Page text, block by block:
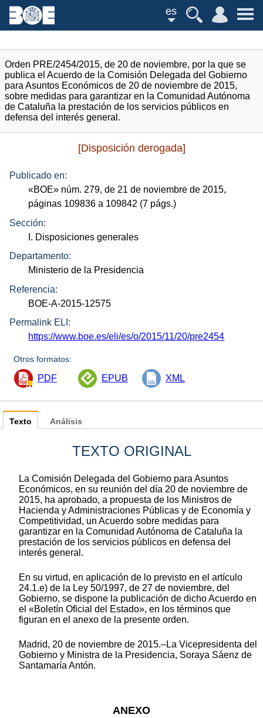
es
Orden PRE/2454/2015, de 20 de noviembre, por la que se
publica el Acuerdo de la Comisión Delegada del Gobierno
para Asuntos Económicos de 20 de noviembre de 2015,
sobre medidas para garantizar en la Comunidad Autónoma
de Cataluña la prestación de los servicios públicos en
defensa del interés general.
[Disposición derogada]
Publicado en:
«BOE» núm. 279, de 21 de noviembre de 2015,
páginas 109836 a 109842 (7 págs.)
Sección:
I. Disposiciones generales
Departamento:
Ministerio de la Presidencia
Referencia:
BOE-A-2015-12575
Permalink ELI:
https://www.boe.es/eli/es/o/2015/11/20/pre2454
Otros formatos:
PDF EPUB XML
Texto
TEXTO ORIGINAL
La Comisión Delegada del Gobierno para Asuntos
Económicos, en su reunión del día 20 de noviembre de
2015, ha aprobado, a propuesta de los Ministros de
Hacienda y Administraciones Públicas y de Economía y
Competitividad, un Acuerdo sobre medidas para
garantizar en la Comunidad Autónoma de Cataluña la
prestación de los servicios públicos en defensa del
interés general.
En su virtud, en aplicación de lo previsto en el artículo
24.1.e) de la Ley 50/1997, de 27 de noviembre, del
Gobierno, se dispone la publicación de dicho Acuerdo en
el «Boletín Oficial del Estado», en los términos que
figuran en el anexo de la presente orden.
Madrid, 20 de noviembre de 2015.–La Vicepresidenta del
Gobierno y Ministra de la Presidencia, Soraya Sáenz de
Santamaría Antón.
ANEXO
Análisis